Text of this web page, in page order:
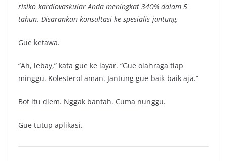
risiko kardiovaskular Anda meningkat 340% dalam 5
tahun. Disarankan konsultasi ke spesialis jantung.
Gue ketawa.
“Ah, lebay,” kata gue ke layar. “Gue olahraga tiap
minggu. Kolesterol aman. Jantung gue baik-baik aja.”
Bot itu diem. Nggak bantah. Cuma nunggu.
Gue tutup aplikasi.